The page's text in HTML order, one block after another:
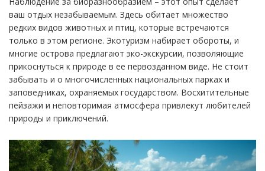
ваш отдых незабываемым. Здесь обитает множество
редких видов животных и птиц, которые встречаются
только в этом регионе. Экотуризм набирает обороты, и
многие острова предлагают эко-экскурсии, позволяющие
прикоснуться к природе в ее первозданном виде. Не стоит
забывать и о многочисленных национальных парках и
заповедниках, охраняемых государством. Восхитительные
пейзажи и неповторимая атмосфера привлекут любителей
природы и приключений.